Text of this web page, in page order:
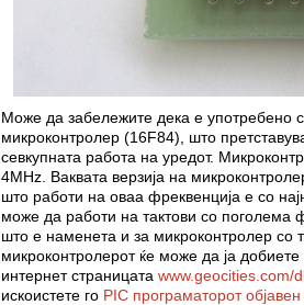
Mоже да забележите дека е употребено
микроконтролер (16F84), што
севкупната работа на уредот.
4MHz. Ваквата верзија на
што работи на оваа фреквенција е со
може да работи на тактови со поголема
што е наменета и за микроконтролер со
микроконтролерот ќе може да ја
интернет страницата www.geocities.com/
искоистете го PIC програматорот